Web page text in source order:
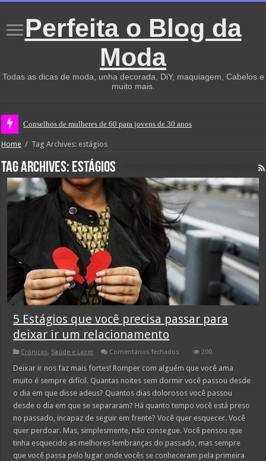
Perfeita o Blog da
Moda
Todas as dicas de moda, unha decorada, DiY, maquiagem, Cabelos e
muito mais.
Conselhos de mulheres de 60 para jovens de 30 anos
Home / Tag Archives: estágios
Tag Archives: estágios
5 Estágios que você precisa passar para
deixar ir um relacionamento
Crónicas, Saúde e Lazer Comentários fechados
Estágios
que
você
precisa
passar
para
ir
um
relacionamento
200
Deixar ir nos faz mais fortes! Romper com alguém que você ama
muito é sempre difícil. Quantas noites sem dormir você passou desde
o dia em que disse adeus? Quantos dias dolorosos você passou
desde o dia em que se separaram? Há quanto tempo você está preso
no passado, incapaz de seguir em frente? Você quer esquecer. Você
quer perdoar. Mas, simplesmente, não consegue. Você pensou que
tinha esquecido as melhores lembranças do passado, mas sempre
que você passa pelo lugar onde vocês se conheceram pela primeira